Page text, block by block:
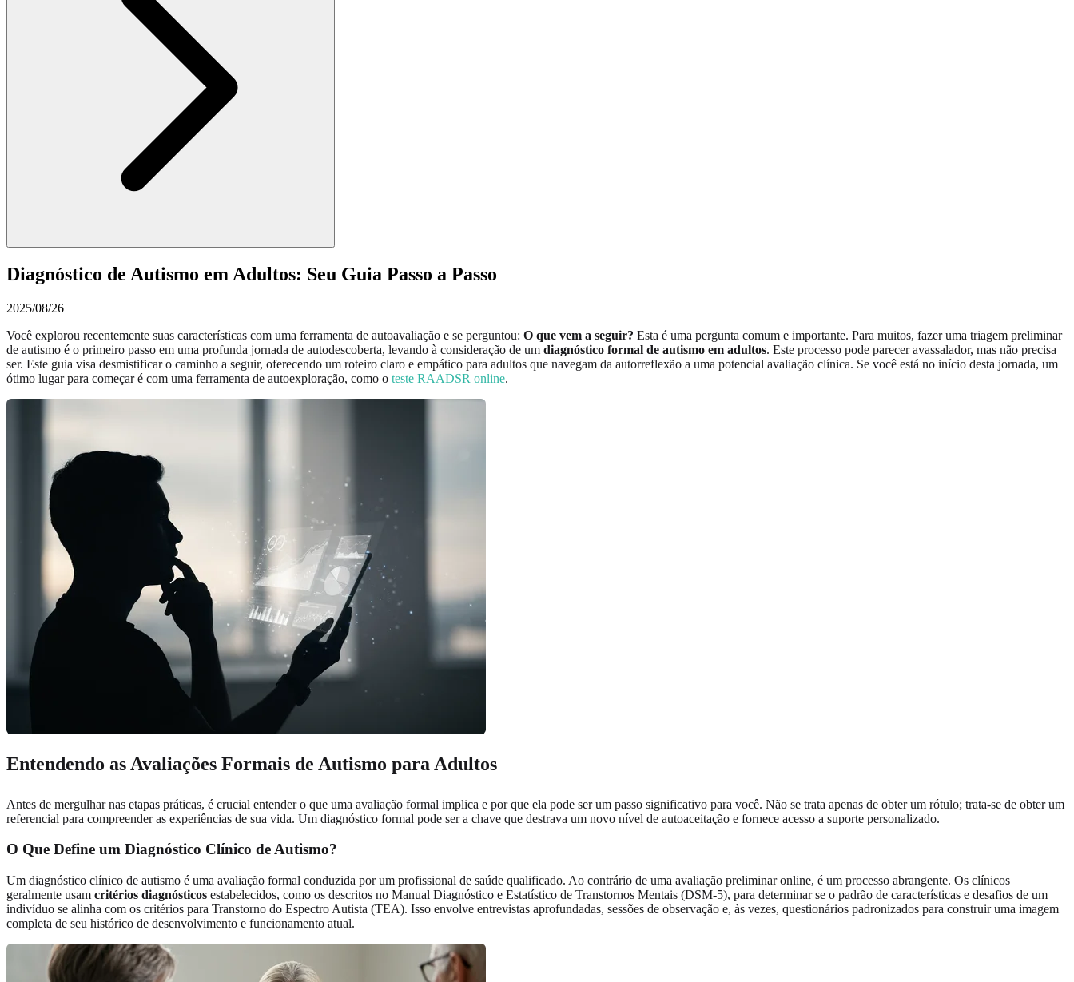
Diagnóstico de Autismo em Adultos: Seu Guia Passo a Passo
2025/08/26
Você explorou recentemente suas características com uma ferramenta de autoavaliação e se perguntou: O que vem a seguir? Esta é uma pergunta comum e importante. Para muitos, fazer uma triagem preliminar
de autismo é o primeiro passo em uma profunda jornada de autodescoberta, levando à consideração de um diagnóstico formal de autismo em adultos. Este processo pode parecer avassalador, mas não precisa
ser. Este guia visa desmistificar o caminho a seguir, oferecendo um roteiro claro e empático para adultos que navegam da autorreflexão a uma potencial avaliação clínica. Se você está no início desta jornada, um
ótimo lugar para começar é com uma ferramenta de autoexploração, como o teste RAADSR online.
Entendendo as Avaliações Formais de Autismo para Adultos
Antes de mergulhar nas etapas práticas, é crucial entender o que uma avaliação formal implica e por que ela pode ser um passo significativo para você. Não se trata apenas de obter um rótulo; trata-se de obter um
referencial para compreender as experiências de sua vida. Um diagnóstico formal pode ser a chave que destrava um novo nível de autoaceitação e fornece acesso a suporte personalizado.
O Que Define um Diagnóstico Clínico de Autismo?
Um diagnóstico clínico de autismo é uma avaliação formal conduzida por um profissional de saúde qualificado. Ao contrário de uma avaliação preliminar online, é um processo abrangente. Os clínicos
geralmente usam critérios diagnósticos estabelecidos, como os descritos no Manual Diagnóstico e Estatístico de Transtornos Mentais (DSM-5), para determinar se o padrão de características e desafios de um
indivíduo se alinha com os critérios para Transtorno do Espectro Autista (TEA). Isso envolve entrevistas aprofundadas, sessões de observação e, às vezes, questionários padronizados para construir uma imagem
completa de seu histórico de desenvolvimento e funcionamento atual.